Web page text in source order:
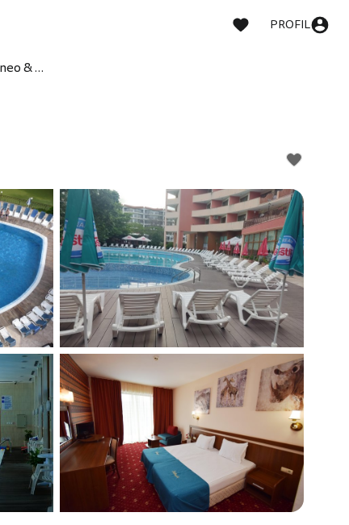
PROFIL
Allegra Balneo & SPA